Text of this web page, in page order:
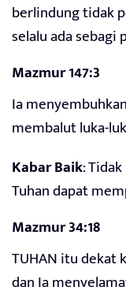
berlindung tidak
selalu ada
Mazmur 147:3
Ia
membalut luka-
Kabar Baik:
Tuhan dapat
Mazmur 34:18
TUHAN itu dekat